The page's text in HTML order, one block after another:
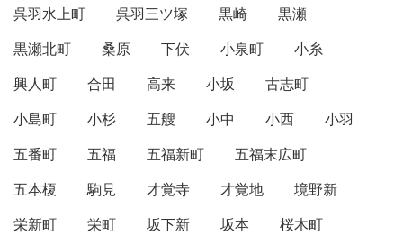
呉羽水上町
呉羽三ツ塚 黒崎
黒瀬
黒瀬北町
桑原 下伏 小泉町
小糸
興人町
合田 高来 小坂
古志町
小島町
小杉 五艘 小中 小西
小羽
五番町
五福 五福新町
五福末広町
五本榎
駒見 才覚寺 才覚地
境野新
栄新町
栄町 坂下新 坂本
桜木町